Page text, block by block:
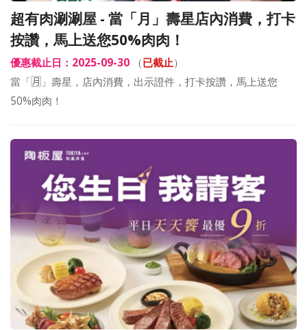
超有肉涮涮屋 - 當「月」壽星店內消費，打卡
按讚，馬上送您50%肉肉！
優惠截止日：2025-09-30 （已截止）
當「🈷️」壽星，店內消費，出示證件，打卡按讚，馬上送您
50%肉肉！